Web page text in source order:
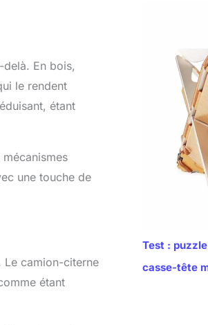
En bois,
le rendent
étant
une touche de
Le camion-citerne
étant
Test :
casse-tête